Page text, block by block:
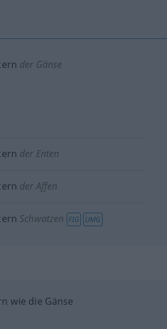
der Gänse
der Enten
der Affen
Schwatzen FIG UMG
wie die Gänse